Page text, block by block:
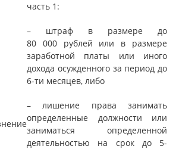
часть 1:
– штраф в размере до
80 000 рублей или в размере
заработной платы или иного
дохода осужденного за период до
6-ти месяцев, либо
– лишение права занимать
определенные должности или
заниматься определенной
деятельностью на срок до 5-